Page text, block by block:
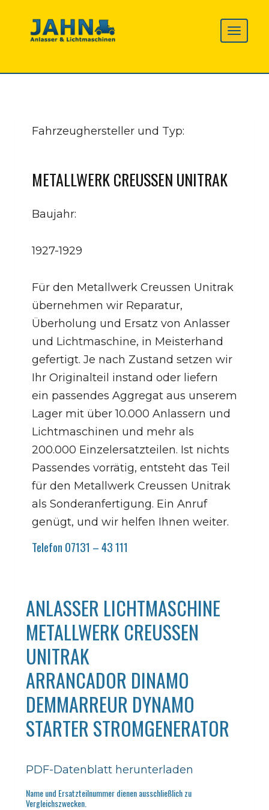
Fahrzeughersteller und Typ:
METALLWERK CREUSSEN UNITRAK
Baujahr:
1927-1929
Für den Metallwerk Creussen Unitrak
übernehmen wir Reparatur,
Überholung und Ersatz von Anlasser
und Lichtmaschine, in Meisterhand
gefertigt. Je nach Zustand setzen wir
Ihr Originalteil instand oder liefern
ein passendes Aggregat aus unserem
Lager mit über 10.000 Anlassern und
Lichtmaschinen und mehr als
200.000 Einzelersatzteilen. Ist nichts
Passendes vorrätig, entsteht das Teil
für den Metallwerk Creussen Unitrak
als Sonderanfertigung. Ein Anruf
genügt, und wir helfen Ihnen weiter.
Telefon 07131 – 43 111
ANLASSER LICHTMASCHINE
METALLWERK CREUSSEN
UNITRAK
ARRANCADOR DINAMO
DEMMARREUR DYNAMO
STARTER STROMGENERATOR
PDF-Datenblatt herunterladen
Name und Ersatzteilnummer dienen ausschließlich zu
Vergleichszwecken.